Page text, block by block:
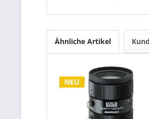
Ähnliche Artikel
NEU